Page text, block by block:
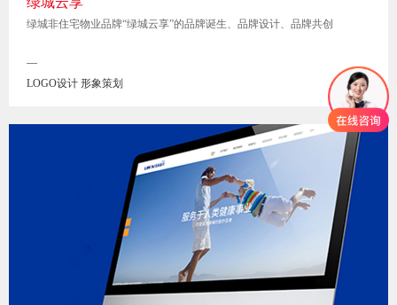
绿城非住宅物业品牌“绿城云享”的品牌诞生、品牌设计、品牌共创
—
LOGO设计 形象策划